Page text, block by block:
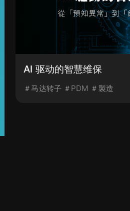
AI 驱动的智慧维保
＃马达转子 ＃PDM ＃製造